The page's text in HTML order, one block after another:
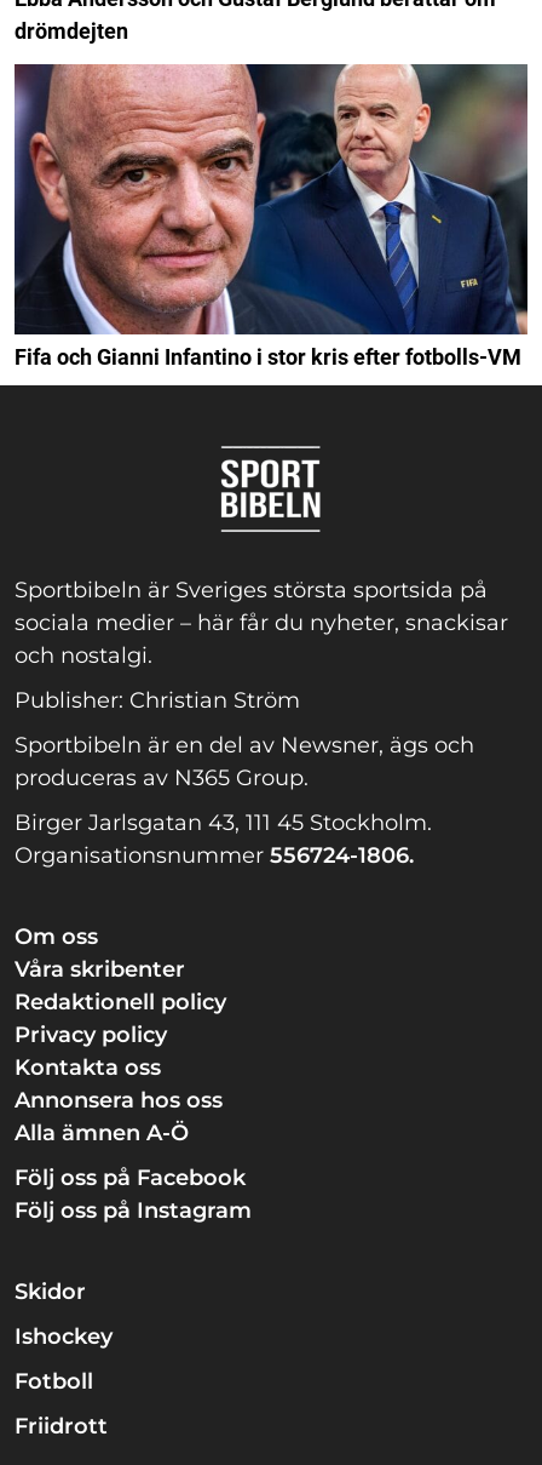
drömdejten
Fifa och Gianni Infantino i stor kris efter fotbolls-VM
Sportbibeln är Sveriges största sportsida på
sociala medier – här får du nyheter, snackisar
och nostalgi.
Publisher: Christian Ström
Sportbibeln är en del av Newsner, ägs och
produceras av N365 Group.
Birger Jarlsgatan 43, 111 45 Stockholm.
Organisationsnummer 556724-1806.
Om oss
Våra skribenter
Redaktionell policy
Privacy policy
Kontakta oss
Annonsera hos oss
Alla ämnen A-Ö
Följ oss på Facebook
Följ oss på Instagram
Skidor
Ishockey
Fotboll
Friidrott